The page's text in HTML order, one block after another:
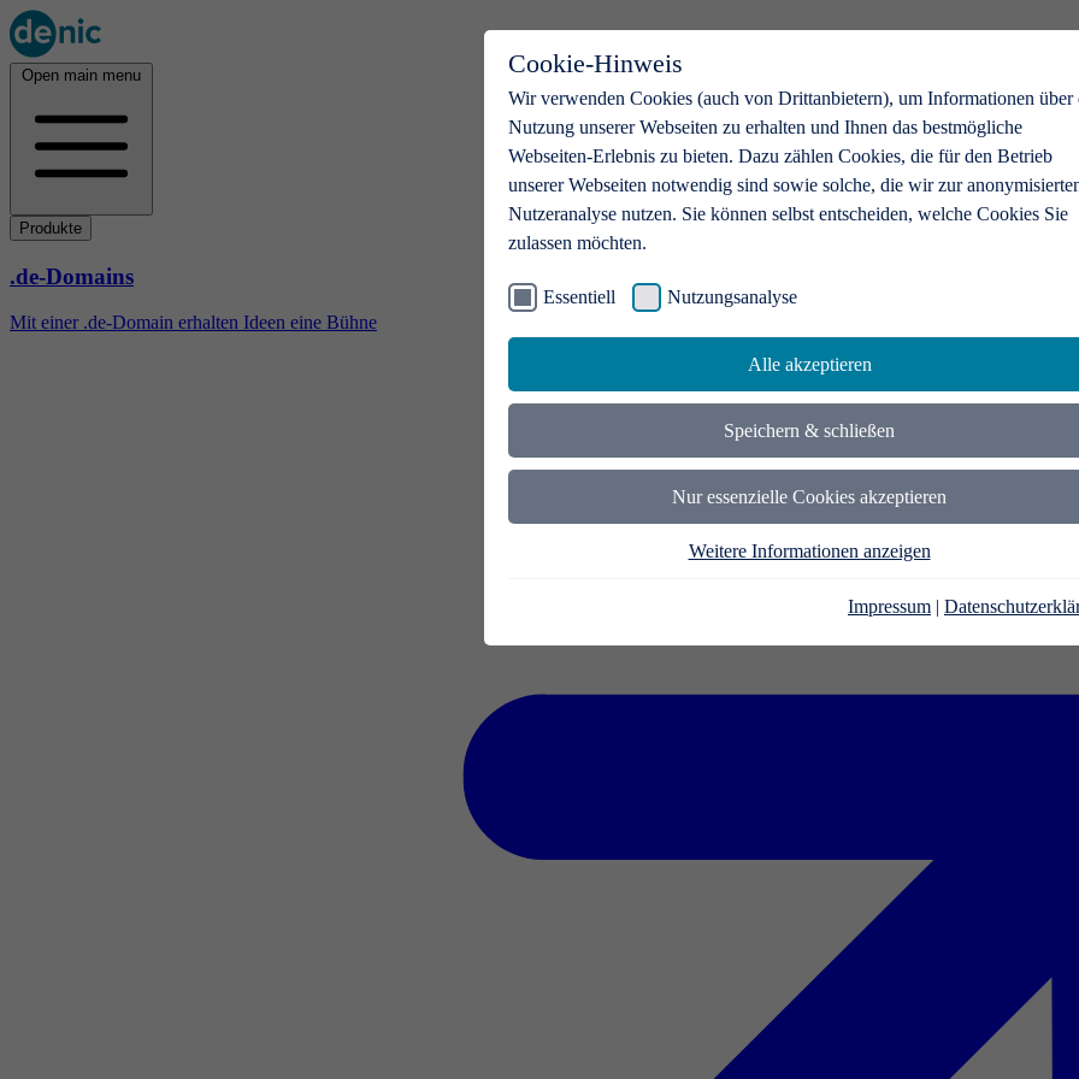
Cookie-Hinweis
Wir verwenden Cookies (auch von Drittanbietern), um Informationen über
Nutzung unserer Webseiten zu erhalten und Ihnen das bestmögliche
Webseiten-Erlebnis zu bieten. Dazu zählen Cookies, die für den Betrieb
unserer Webseiten notwendig sind sowie solche, die wir zur
Nutzeranalyse nutzen. Sie können selbst entscheiden, welche Cookies Sie
zulassen möchten.
Essentiell Nutzungsanalyse
Alle akzeptieren
Speichern & schließen
Nur essenzielle Cookies akzeptieren
Weitere Informationen anzeigen
Impressum |
Open main menu
Produkte
.de-Domains
Mit einer .de-Domain erhalten Ideen eine Bühne